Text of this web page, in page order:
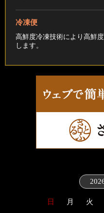
冷凍便
高鮮度冷凍技術により高鮮
します。
日 月 火